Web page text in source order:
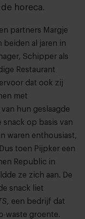
horeca.
partners Margje
beiden al jaren in
Schipper als
Restaurant
dat ook zij
met
hun geslaagde
op basis van
waren enthousiast,
toen Pijpker een
Republic in
ze zich aan. De
snack liet
, een bedrijf dat
waste groente.